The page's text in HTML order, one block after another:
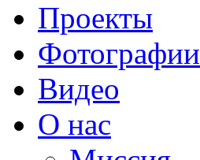
Проекты
Фотографии
Видео
О нас